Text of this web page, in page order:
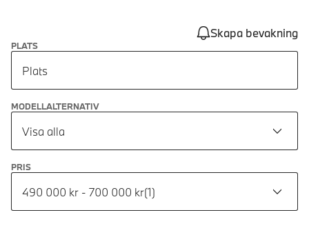
Skapa bevakning
PLATS
Plats
MODELLALTERNATIV
Visa alla
PRIS
490 000 kr - 700 000 kr(1)